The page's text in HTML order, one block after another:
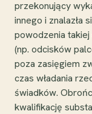
przekonujący
innego i znalazła
powodzenia
(np. odcisków
poza zasięgiem
czas władania
świadków.
kwalifikację